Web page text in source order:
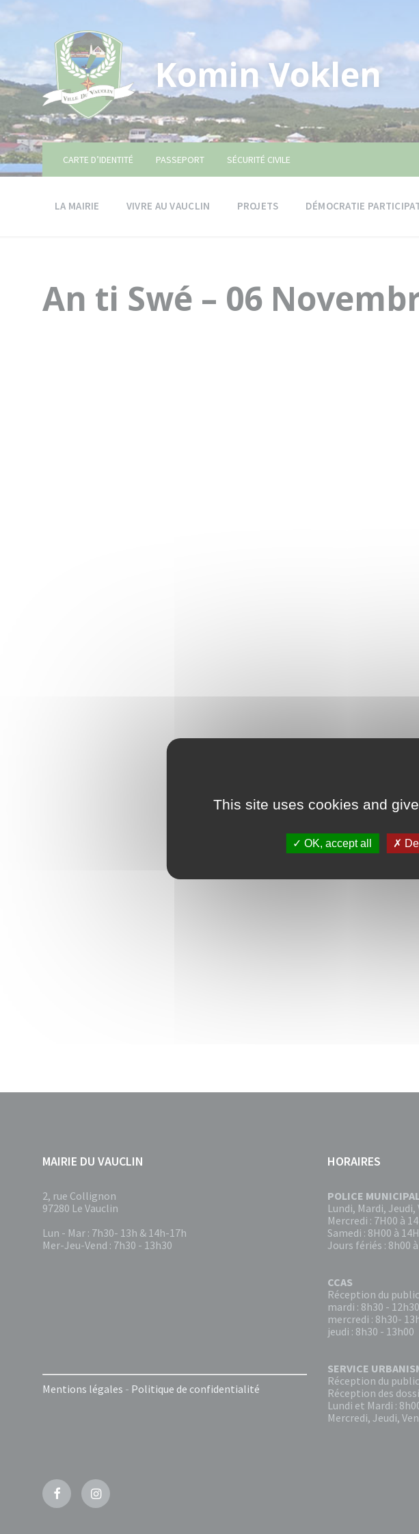
Komin Voklen
CARTE D’IDENTITÉ PASSEPORT SÉCURITÉ CIVILE
LA MAIRIE VIVRE AU VAUCLIN PROJETS DÉMOCRATIE
An ti Swé – 06
MAIRIE DU VAUCLIN
2, rue Collignon
97280 Le Vauclin
Lun - Mar : 7h30- 13h & 14h-17h
Mer-Jeu-Vend : 7h30 - 13h30
Mentions légales - Politique de confidentialité
HORAIRES
POLICE
Lundi, Mardi, Jeudi,
Mercredi : 7H00 à
Samedi : 8H00 à
Jours fériés : 8h00
CCAS
Réception du
mardi : 8h30 -
mercredi : 8h30-
jeudi : 8h30 - 13h00
SERVICE
Réception du
Réception des
Lundi et Mardi :
Mercredi, Jeudi,
FacebookInstagram
This site uses cookies and
OK, accept all